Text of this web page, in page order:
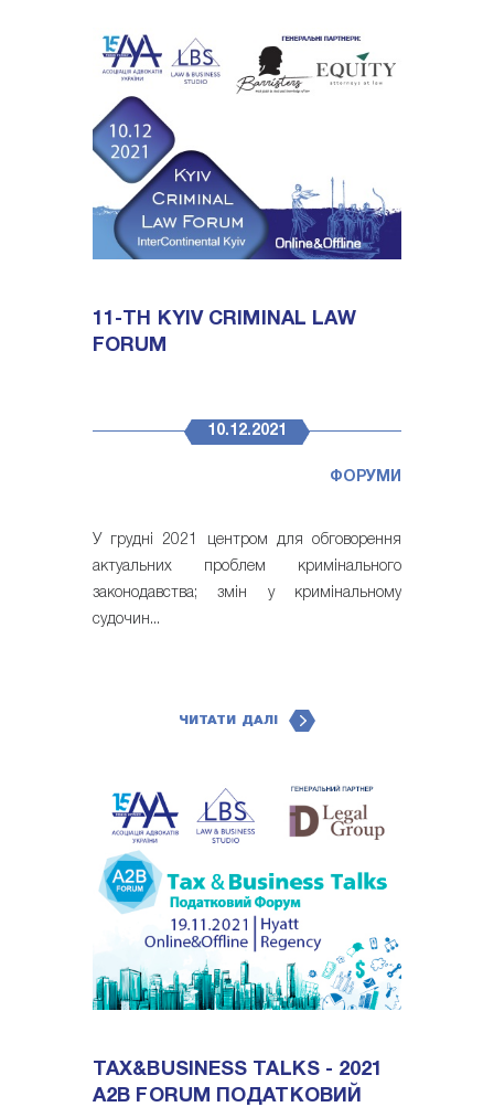
11-TH KYIV CRIMINAL LAW
FORUM
10.12.2021
ФОРУМИ
У грудні 2021 центром для обговорення
актуальних проблем кримінального
законодавства; змін у кримінальному
судочин...
ЧИТАТИ ДАЛІ
TAX&BUSINESS TALKS - 2021
A2B FORUM ПОДАТКОВИЙ